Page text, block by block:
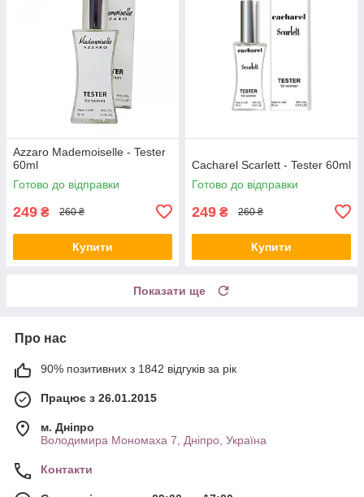
Azzaro Mademoiselle - Tester
60ml
Готово до відправки
249 ₴ 260 ₴
Купити
Cacharel Scarlett - Tester 60ml
Готово до відправки
249 ₴ 260 ₴
Купити
Показати ще
Про нас
90% позитивних з 1842 відгуків за рік
Працює з 26.01.2015
м. Дніпро
Володимира Мономаха 7, Дніпро, Україна
Контакти